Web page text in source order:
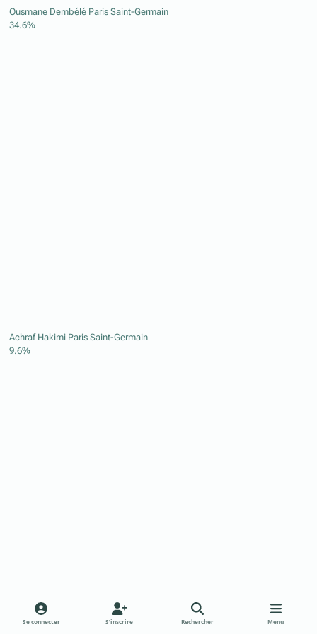
Ousmane Dembélé Paris Saint-Germain
34.6%
Achraf Hakimi Paris Saint-Germain
9.6%
Se connecter S’inscrire Rechercher Menu